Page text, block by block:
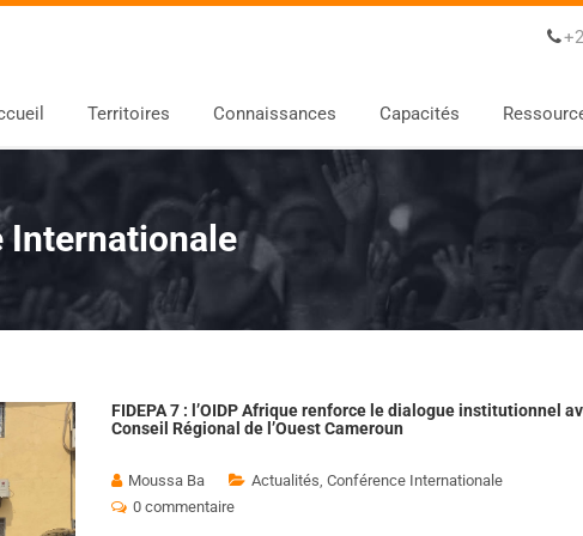
Territoires Connaissances Capacités
Internationale
FIDEPA 7 : l’OIDP Afrique renforce le dialogue institutionnel
Conseil Régional de l’Ouest Cameroun
Moussa Ba Actualités, Conférence Internationale
0 commentaire